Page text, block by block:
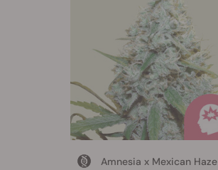
Amnesia x Mexican Haze